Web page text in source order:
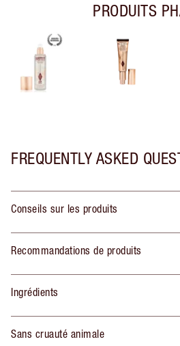
PRODUITS
FREQUENTLY ASKED
Conseils sur les produits
Recommandations de produits
Ingrédients
Sans cruauté animale